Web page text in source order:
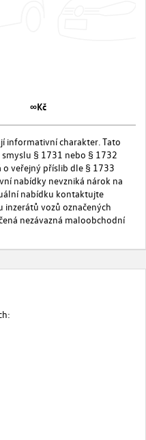
∞Kč
informativní charakter. Tato
§ 1731 nebo § 1732
o veřejný příslib dle § 1733
nabídky nevzniká nárok na
nabídku kontaktujte
inzerátů vozů označených
nezávazná maloobchodní